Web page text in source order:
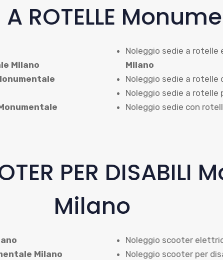
A ROTELLE
Milano
Noleggio sedie a
Milano
Noleggio sedie a rotelle
Noleggio sedie a rotelle
Noleggio sedie con
PER
Milano
Milano
Noleggio scooter
Noleggio scooter per